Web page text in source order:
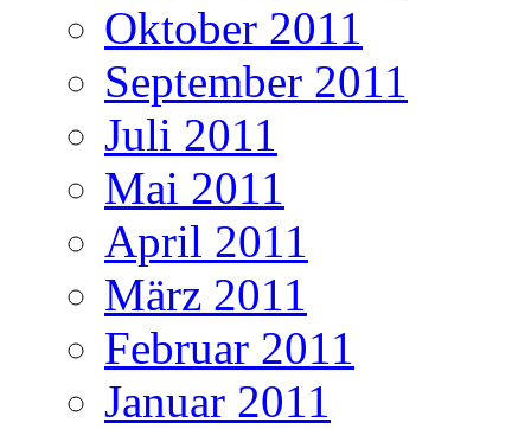
Oktober 2011
September 2011
Juli 2011
Mai 2011
April 2011
März 2011
Februar 2011
Januar 2011